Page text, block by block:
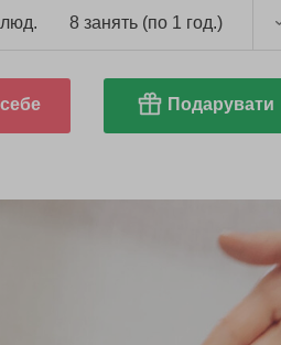
8 занять (по 1 год.)
Подарувати